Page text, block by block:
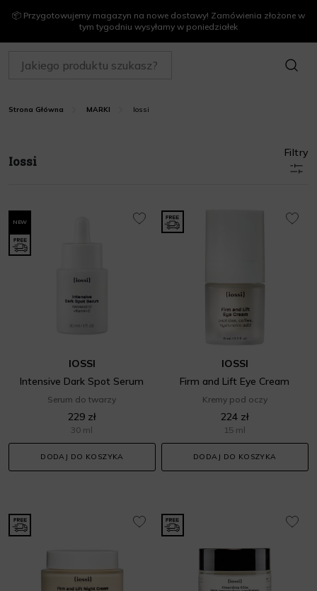
📦 Przygotowujemy magazyn na nowe dostawy! Zamówienia złożone w
tym tygodniu wysyłamy w poniedziałek
SZUKAJ
Strona Główna MARKI Iossi
Iossi
Filtry
NEW
IOSSI
Intensive Dark Spot Serum
Serum do twarzy
229 zł
30 ml
DODAJ DO KOSZYKA
IOSSI
Firm and Lift Eye Cream
Kremy pod oczy
224 zł
15 ml
DODAJ DO KOSZYKA